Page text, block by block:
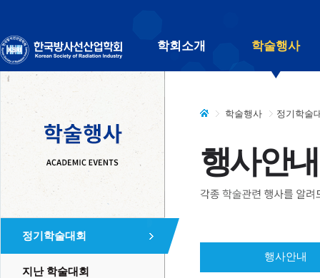
학회소개 학술행사
정기학술대회
지난 학술대회
행사안내
학술행사 정기학술
행사안내